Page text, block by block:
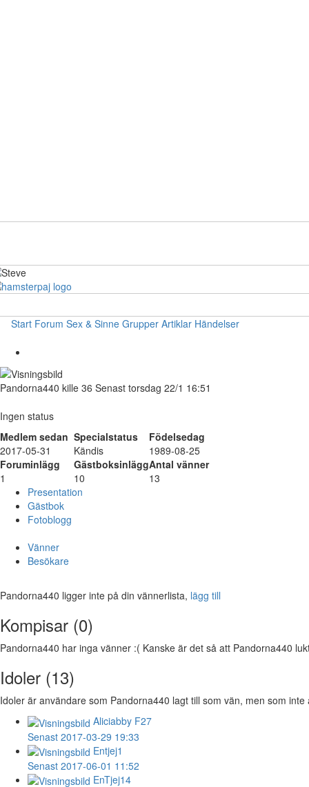
Start Forum Sex & Sinne Grupper Artiklar Händelser
Pandorna440 kille 36 Senast torsdag 22/1 16:51
Ingen status
Medlem sedan Specialstatus
Födelsedag
2017-05-31
Kändis
1989-08-25
Foruminlägg
GästboksinläggAntal vänner
1
10
13
Presentation
Gästbok
Fotoblogg
Vänner
Besökare
Pandorna440 ligger inte på din vännerlista, lägg till
Kompisar (0)
Pandorna440 har inga vänner :( Kanske är det så att Pandorna440
Idoler (13)
Idoler är användare som Pandorna440 lagt till som vän, men som inte
Aliciabby F27
Senast 2017-03-29 19:33
Entjej1
Senast 2017-06-01 11:52
EnTjej14